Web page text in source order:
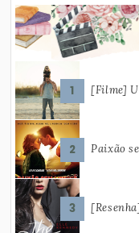
[Filme]
Paixão